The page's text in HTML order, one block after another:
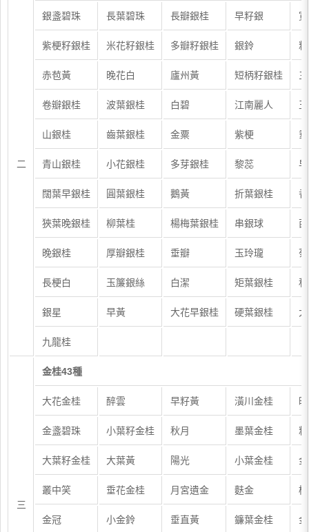
二
銀盞碧珠 長葉碧珠 長瓣銀桂 早籽銀
紫梗籽銀桂 米花籽銀桂 多瓣籽銀桂 銀鈴
赤苞黃 晚花白 廬州黃 短柄籽銀桂
卷瓣銀桂 波葉銀桂 白碧 江南麗人
山銀桂 齒葉銀桂 金粟 紫梗
青山銀桂 小花銀桂 多芽銀桂 黎蕊
闊葉早銀桂 圓葉銀桂 鵝黃 折葉銀桂
狹葉晚銀桂 柳葉桂 楊梅葉銀桂 串銀球
晚銀桂 厚瓣銀桂 垂瓣 玉玲瓏
長梗白 玉簾銀絲 白潔 矩葉銀桂
銀星 早黃 大花早銀桂 硬葉銀桂
九龍桂
三
金桂43種
大花金桂 醉雲 早籽黃 潢川金桂
金盞碧珠 小葉籽金桂 秋月 墨葉金桂
大葉籽金桂 大葉黃 陽光 小葉金桂
叢中笑 垂花金桂 月宮遺金 麩金
金冠 小金鈴 垂直黃 鐮葉金桂